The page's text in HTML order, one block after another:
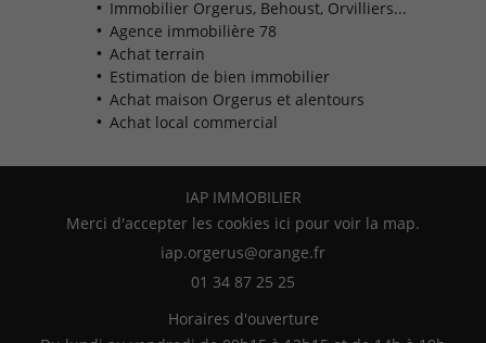
Immobilier Orgerus, Behoust, Orvilliers...
Agence immobilière 78
Achat terrain
Estimation de bien immobilier
Achat maison Orgerus et alentours
Achat local commercial
IAP IMMOBILIER
Merci d'accepter les cookies ici pour voir la map.
01 34 87 25 25
Horaires d'ouverture